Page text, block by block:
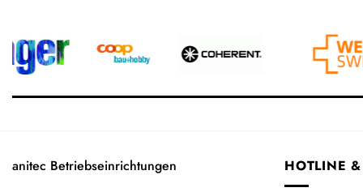
anitec Betriebseinrichtungen
HOTLINE